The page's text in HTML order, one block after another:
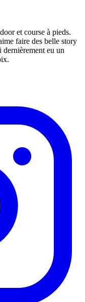
et course à pieds.
faire des belle story
dernièrement eu un